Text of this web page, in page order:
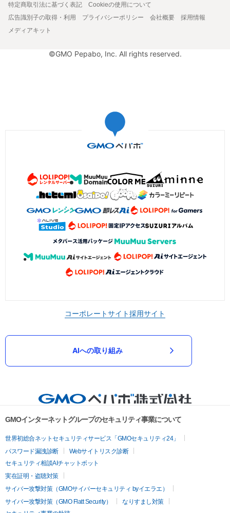
特定商取引法に基づく表記
Cookieの使用について
広告識別子の取得・利用
プライバシーポリシー 会社概要
採用情報
メディアキット
©GMO Pepabo, Inc. All rights reserved.
コーポレートサイト採用サイト
AIへの取り組み
GMOインターネットグループのセキュリティ事業について
世界初総合ネットセキュリティサービス「GMOセキュリティ24」
パスワード漏洩診断
Webサイトリスク診断
セキュリティ相談AIチャットボット
実在証明・盗聴対策
サイバー攻撃対策（GMOサイバーセキュリティ byイエラエ）
サイバー攻撃対策（GMO Flatt Security）
なりすまし対策